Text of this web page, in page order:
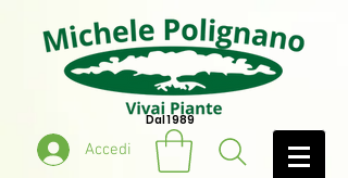
Accedi
Dal 1989